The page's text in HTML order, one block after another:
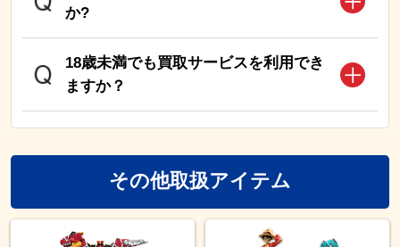
か?
18歳未満でも買取サービスを利用でき
ますか？
その他取扱アイテム